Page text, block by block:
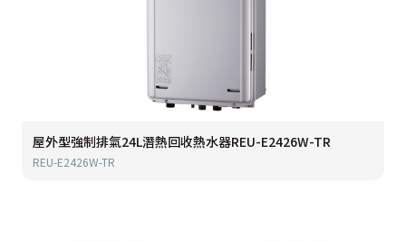
屋外型強制排氣24L潛熱回收熱水器REU-E2426W-TR
REU-E2426W-TR